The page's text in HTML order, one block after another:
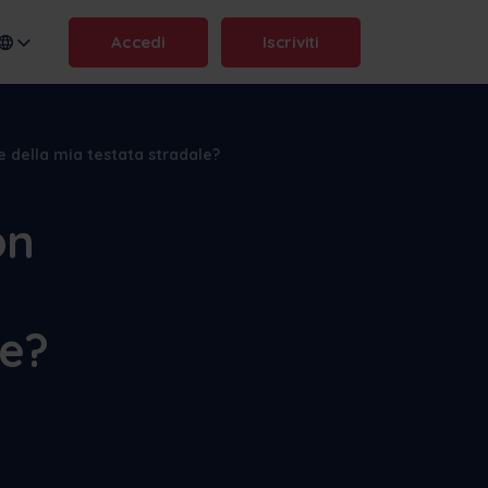
Accedi Iscriviti
della mia testata stradale?